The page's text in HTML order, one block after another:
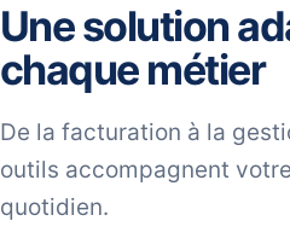
Une solution
chaque métier
De la facturation à la
outils accompagnent
quotidien.